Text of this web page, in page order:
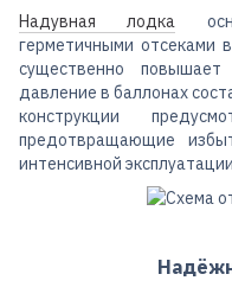
Надувная лодка
герметичными отсеками
существенно повышает
давление в баллонах
конструкции
предотвращающие
интенсивной